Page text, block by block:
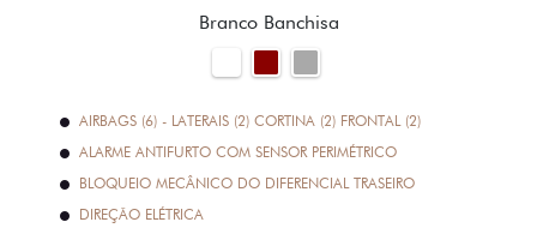
Branco Banchisa
AIRBAGS (6) - LATERAIS (2) CORTINA (2) FRONTAL (2)
ALARME ANTIFURTO COM SENSOR PERIMÉTRICO
BLOQUEIO MECÂNICO DO DIFERENCIAL TRASEIRO
DIREÇÃO ELÉTRICA